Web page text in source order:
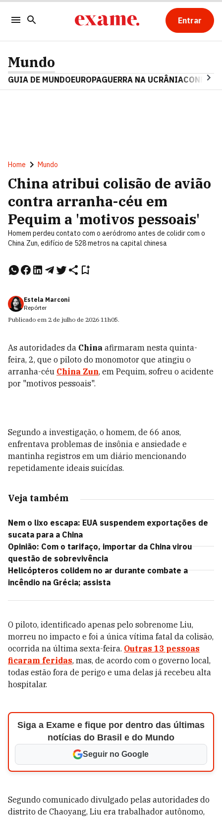
Entrar
Mundo
GUIA DE MUNDOEUROPAGUERRA NA UCRÂNIA
Home Mundo
China atribui colisão de avião
contra arranha-céu em
Pequim a 'motivos pessoais'
Homem perdeu contato com o aeródromo antes de colidir com o
China Zun, edifício de 528 metros na capital chinesa
Estela Marconi
Repórter
Publicado em 2 de julho de 2026 11h05.
As autoridades da China afirmaram nesta quinta-
feira, 2, que o piloto do monomotor que atingiu o
arranha-céu China Zun, em Pequim, sofreu o acidente
por "motivos pessoais".
Segundo a investigação, o homem, de 66 anos,
enfrentava problemas de insônia e ansiedade e
mantinha registros em um diário mencionando
repetidamente ideais suicídas.
Veja também
Nem o lixo escapa: EUA suspendem exportações de
sucata para a China
Opinião: Com o tarifaço, importar da China virou
questão de sobrevivência
Helicópteros colidem no ar durante combate a
incêndio na Grécia; assista
O piloto, identificado apenas pelo sobrenome Liu,
morreu no impacto e foi a única vítima fatal da colisão,
ocorrida na última sexta-feira. Outras 13 pessoas
ficaram feridas, mas, de acordo com o governo local,
todas estão fora de perigo e uma delas já recebeu alta
hospitalar.
Siga a Exame e fique por dentro das últimas
notícias do Brasil e do Mundo
Seguir no Google
Segundo comunicado divulgado pelas autoridades do
distrito de Chaoyang, Liu era trabalhador autônomo,